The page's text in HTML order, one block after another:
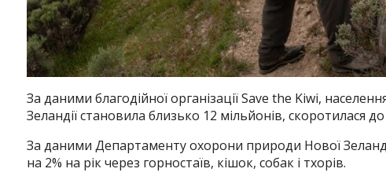
За даними благодійної організації Save the Kiwi,
Зеландії становила близько 12 мільйонів, скоротилася
За даними Департаменту охорони природи Нової
на 2% на рік через горностаїв, кішок, собак і тхорів.